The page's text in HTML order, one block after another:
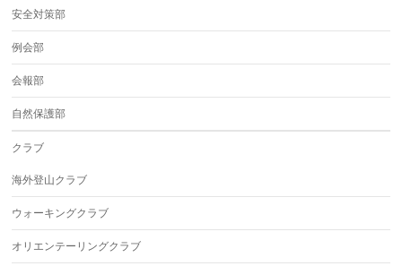
安全対策部
例会部
会報部
自然保護部
クラブ
海外登山クラブ
ウォーキングクラブ
オリエンテーリングクラブ